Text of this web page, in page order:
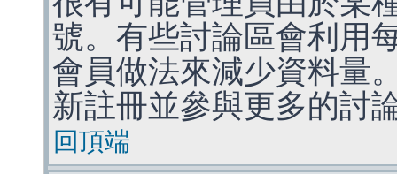
號。有些討論區會利用
會員做法來減少資料量
新註冊並參與更多的討
回頂端